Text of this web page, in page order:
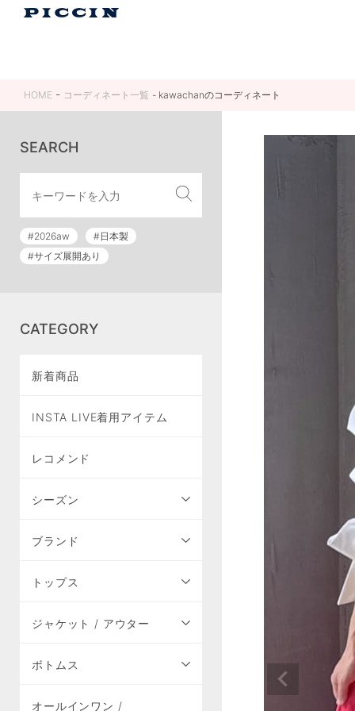
HOME コーディネート一覧 kawachanのコーディネート
SEARCH
#2026aw
#日本製
#サイズ展開あり
CATEGORY
新着商品
INSTA LIVE着用アイテム
レコメンド
シーズン
ブランド
トップス
ジャケット / アウター
ボトムス
オールインワン /